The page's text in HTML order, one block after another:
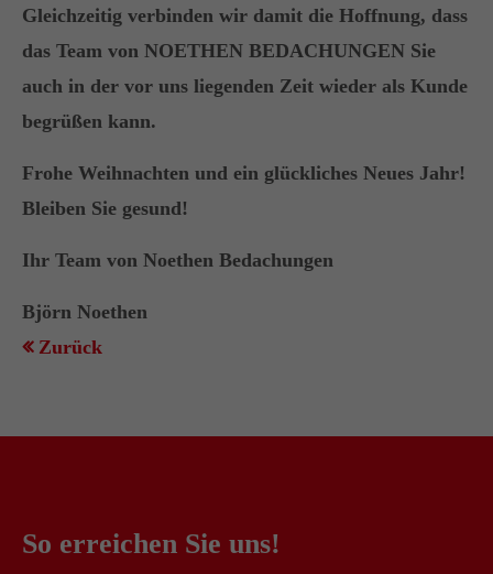
+44 1234 567 890
info@yourdomain.com
About us
Lorem ipsum dolor sit amet, consectetuer
massa. Cum sociis natoque penatibus et magnis
dis parturient montes, nascetur ridiculus mus.
Gleichzeitig verbinden wir damit die Hoffnung, dass
das Team von NOETHEN BEDACHUNGEN Sie
auch in der vor uns liegenden Zeit wieder als Kunde
begrüßen kann.
Frohe Weihnachten und ein glückliches Neues Jahr!
Bleiben Sie gesund!
Ihr Team von Noethen Bedachungen
Björn Noethen
Zurück
So erreichen Sie uns!